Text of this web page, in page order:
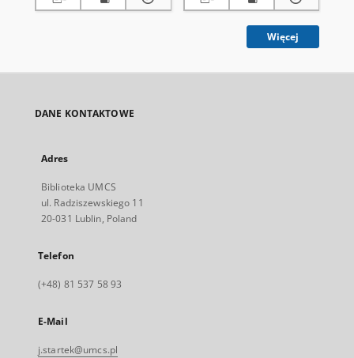
Więcej
DANE KONTAKTOWE
Adres
Biblioteka UMCS
ul. Radziszewskiego 11
20-031 Lublin, Poland
Telefon
(+48) 81 537 58 93
E-Mail
j.startek@umcs.pl